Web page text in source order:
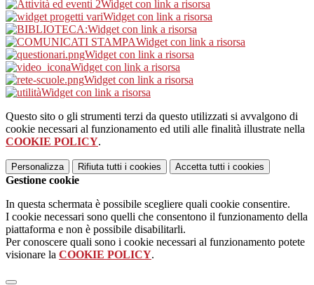
Widget con link a risorsa
Widget con link a risorsa
Widget con link a risorsa
Widget con link a risorsa
Widget con link a risorsa
Widget con link a risorsa
Widget con link a risorsa
Widget con link a risorsa
Questo sito o gli strumenti terzi da questo utilizzati si avvalgono di
cookie necessari al funzionamento ed utili alle finalità illustrate nella
COOKIE POLICY.
Personalizza Rifiuta tutti i cookies Accetta tutti i cookies
Gestione cookie
In questa schermata è possibile scegliere quali cookie consentire.
I cookie necessari sono quelli che consentono il funzionamento della
piattaforma e non è possibile disabilitarli.
Per conoscere quali sono i cookie necessari al funzionamento potete
visionare la COOKIE POLICY.